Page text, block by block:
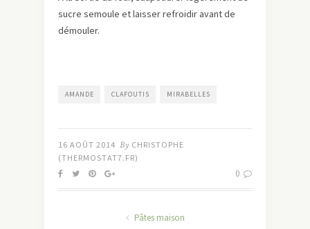
sucre semoule et laisser refroidir avant de
démouler.
AMANDE CLAFOUTIS MIRABELLES
16 AOÛT 2014 By CHRISTOPHE
(THERMOSTAT7.FR)
0
Pâtes maison